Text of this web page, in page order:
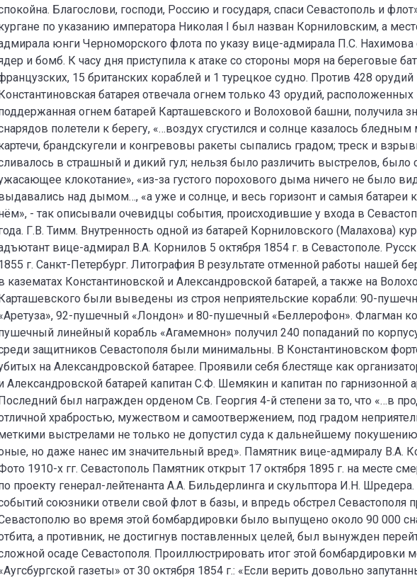
Благослови, господи, Россию и государя, спаси Севастополь и
по указанию императора Николая I был назван Корниловским, а
юнги Черноморского флота по указу вице-адмирала П.С. Нахимова
и бомб. К часу дня приступила к атаке со стороны моря на береговые
15 британских кораблей и 1 турецкое судно. Против 428
батарея отвечала огнем только 43 орудий, расположенных
огнем батарей Карташевского и Волоховой башни, получила
полетели к берегу, «…воздух сгустился и солнце казалось
брандскугели и конгревовы ракеты сыпались градом; треск и
в страшный и дикий гул; нельзя было различить выстрелов,
клокотание», «из-за густого порохового дыма ничего не было
над дымом…, «а уже и солнце, и весь горизонт и самыя батареи
- так описывали очевидцы события, происходившие у входа в
Г.В. Тимм. Внутренность одной из батарей Корниловского (Малахова)
вице-адмирал В.А. Корнилов 5 октября 1854 г. в Севастополе.
г. Санкт-Петербург. Литография В результате отменной работы нашей
казематах Константиновской и Александровской батарей, а также на
были выведены из строя неприятельские корабли: 90-
92-пушечный «Лондон» и 80-пушечный «Беллерофон». Флагман
линейный корабль «Агамемнон» получил 240 попаданий по
защитников Севастополя были минимальны. В Константиновском
на Александровской батарее. Проявили себя блестяще как
Александровской батарей капитан С.Ф. Шемякин и капитан по гарнизонной
был награжден орденом Св. Георгия 4-й степени за то, что «…в
храбростью, мужеством и самоотвержением, под градом
выстрелами не только не допустил суда к дальнейшему
но даже нанес им значительный вред». Памятник вице-адмиралу В.А.
1910-х гг. Севастополь Памятник открыт 17 октября 1895 г. на месте
проекту генерал-лейтенанта А.А. Бильдерлинга и скульптора И.Н.
союзники отвели свой флот в базы, и впредь обстрел Севастополя
во время этой бомбардировки было выпущено около 90 000
а противник, не достигнув поставленных целей, был вынужден
осаде Севастополя. Проиллюстрировать итог этой бомбардировки
газеты» от 30 октября 1854 г.: «Если верить довольно